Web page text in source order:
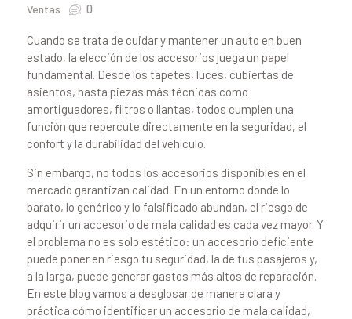
Ventas
0
Cuando se trata de cuidar y mantener un auto en buen
estado, la elección de los accesorios juega un papel
fundamental. Desde los tapetes, luces, cubiertas de
asientos, hasta piezas más técnicas como
amortiguadores, filtros o llantas, todos cumplen una
función que repercute directamente en la seguridad, el
confort y la durabilidad del vehículo.
Sin embargo, no todos los accesorios disponibles en el
mercado garantizan calidad. En un entorno donde lo
barato, lo genérico y lo falsificado abundan, el riesgo de
adquirir un accesorio de mala calidad es cada vez mayor. Y
el problema no es solo estético: un accesorio deficiente
puede poner en riesgo tu seguridad, la de tus pasajeros y,
a la larga, puede generar gastos más altos de reparación.
En este blog vamos a desglosar de manera clara y
práctica cómo identificar un accesorio de mala calidad,